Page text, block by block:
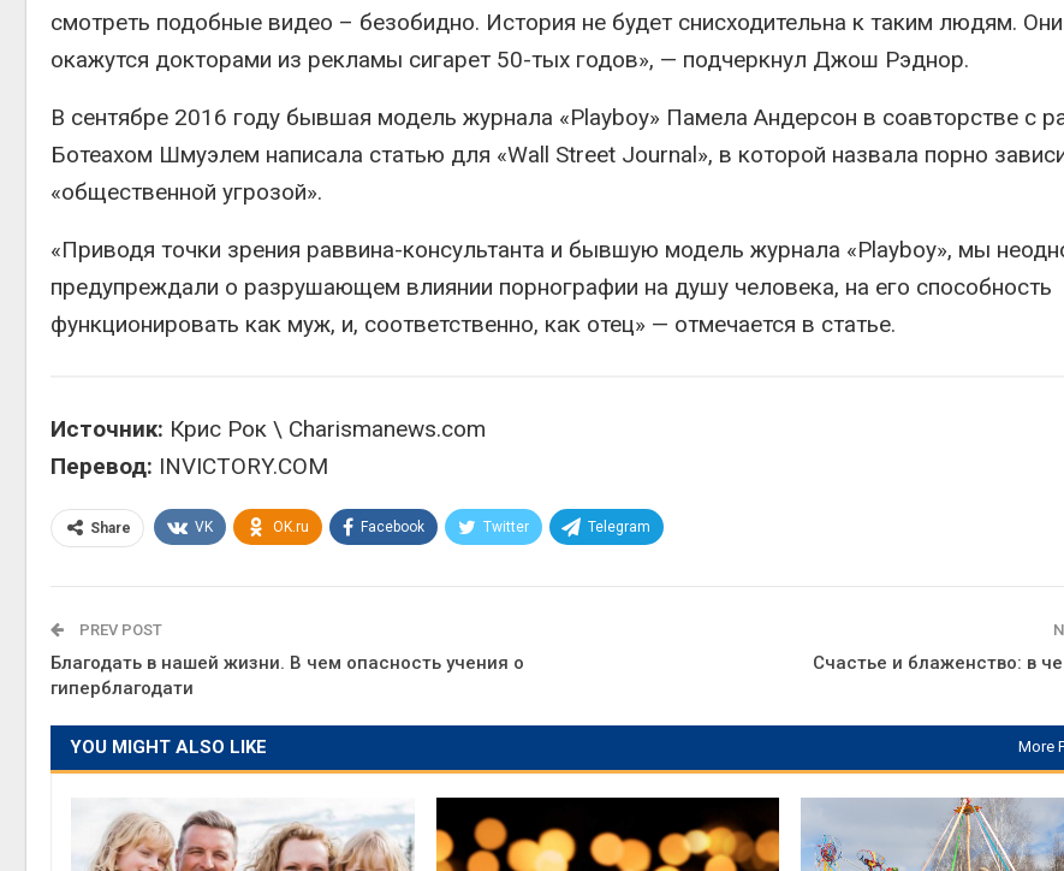
смотреть подобные видео – безобидно. История не будет снисходительна к таким людям. Они
окажутся докторами из рекламы сигарет 50-тых годов», — подчеркнул Джош Рэднор.
В сентябре 2016 году бывшая модель журнала «Playboy» Памела Андерсон в соавторстве с
Ботеахом Шмуэлем написала статью для «Wall Street Journal», в которой назвала порно
«общественной угрозой».
«Приводя точки зрения раввина-консультанта и бывшую модель журнала «Playboy», мы
предупреждали о разрушающем влиянии порнографии на душу человека, на его способность
функционировать как муж, и, соответственно, как отец» — отмечается в статье.
Источник: Крис Рок \ Charismanews.com
Перевод: INVICTORY.COM
Share VK OK.ru Facebook Twitter Telegram
PREV POST
Благодать в нашей жизни. В чем опасность учения о
гиперблагодати
Счастье и блаженство: в
YOU MIGHT ALSO LIKE More